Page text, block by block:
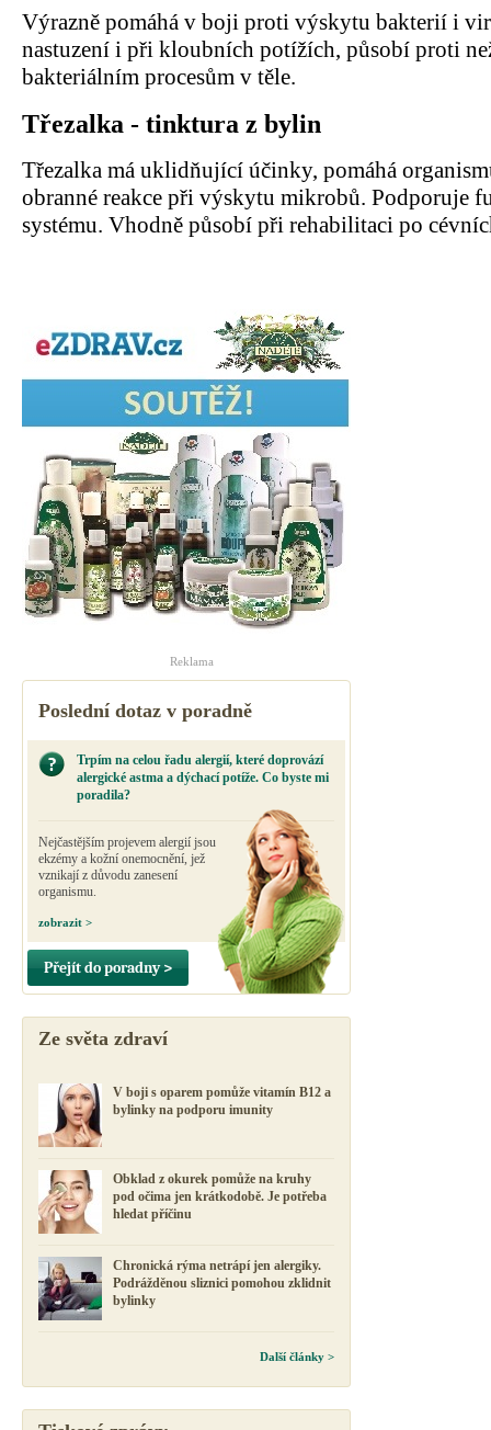
Výrazně pomáhá v boji proti výskytu bakterií i
nastuzení i při kloubních potížích, působí proti
bakteriálním procesům v těle.
Třezalka - tinktura z bylin
Třezalka má uklidňující účinky, pomáhá
obranné reakce při výskytu mikrobů. Podporuje
systému. Vhodně působí při rehabilitaci po
Reklama
Poslední dotaz v poradně
Trpím na celou řadu alergií, které doprovází
alergické astma a dýchací potíže. Co byste mi
poradila?
Nejčastějším projevem alergií jsou
ekzémy a kožní onemocnění, jež
vznikají z důvodu zanesení
organismu.
zobrazit >
Přejít do poradny >
Ze světa zdraví
V boji s oparem pomůže vitamín B12 a
bylinky na podporu imunity
Obklad z okurek pomůže na kruhy
pod očima jen krátkodobě. Je potřeba
hledat příčinu
Chronická rýma netrápí jen alergiky.
Podrážděnou sliznici pomohou zklidnit
bylinky
Další články >